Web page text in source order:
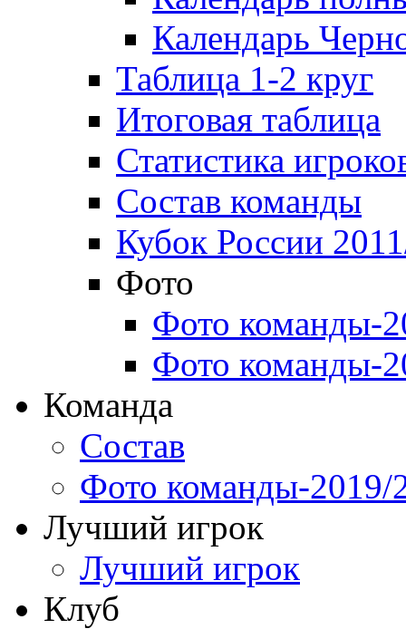
Календарь
Таблица 1-2 круг
Итоговая таблица
Статистика
Состав команды
Кубок России
Фото
Фото команды-
Фото команды-
Команда
Состав
Фото команды-2019/
Лучший игрок
Лучший игрок
Клуб